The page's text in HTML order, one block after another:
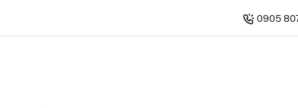
0905